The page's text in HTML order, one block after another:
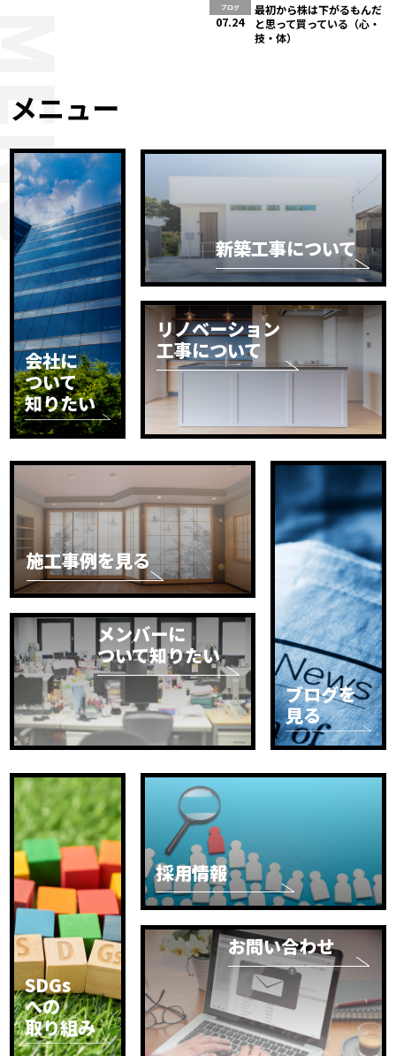
ブログ
07.24
最初から株は下がるもんだ
と思って買っている（心・
技・体）
メニュー
会社に
ついて
知りたい
新築工事について
リノベーション
工事について
施工事例を見る
メンバーに
ついて知りたい
ブログを
見る
SDGs
への
取り組み
採用情報
お問い合わせ